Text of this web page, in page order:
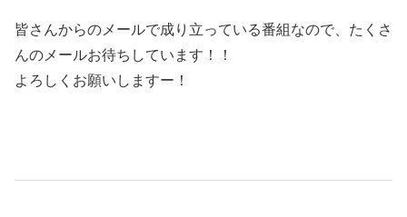
皆さんからのメールで成り立っている番組なので、たくさ
んのメールお待ちしています！！
よろしくお願いしますー！